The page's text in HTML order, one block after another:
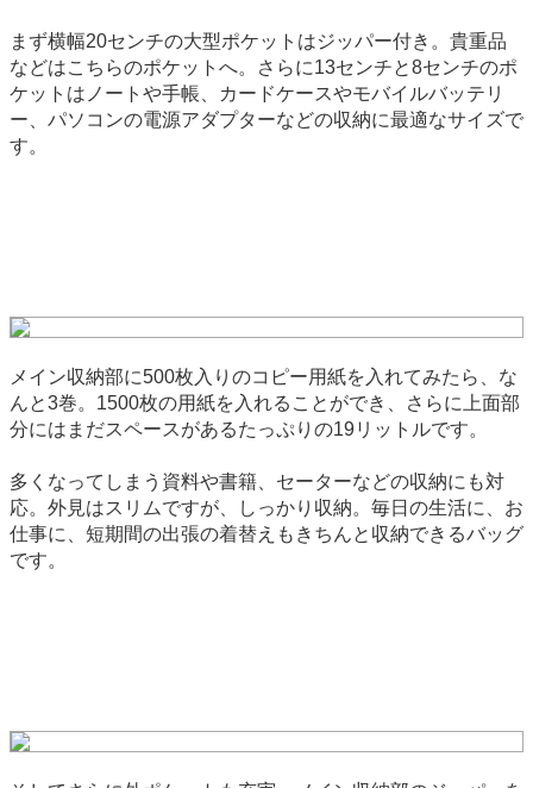
まず横幅20センチの大型ポケットはジッパー付き。貴重品
などはこちらのポケットへ。さらに13センチと8センチのポ
ケットはノートや手帳、カードケースやモバイルバッテリ
ー、パソコンの電源アダプターなどの収納に最適なサイズで
す。
メイン収納部に500枚入りのコピー用紙を入れてみたら、な
んと3巻。1500枚の用紙を入れることができ、さらに上面部
分にはまだスペースがあるたっぷりの19リットルです。
多くなってしまう資料や書籍、セーターなどの収納にも対
応。外見はスリムですが、しっかり収納。毎日の生活に、お
仕事に、短期間の出張の着替えもきちんと収納できるバッグ
です。